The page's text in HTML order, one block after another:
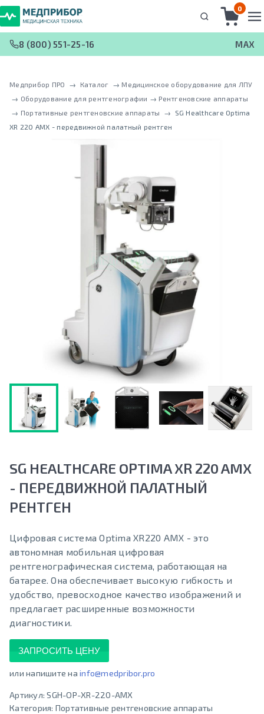
0
8 (800) 551-25-16 MAX
Медприбор ПРО → Каталог → Медицинское оборудование для ЛПУ
→ Оборудование для рентгенографии → Рентгеновские аппараты
→ Портативные рентгеновские аппараты →
SG Healthcare Optima
XR 220 AMX - передвижной палатный рентген
SG HEALTHCARE OPTIMA XR 220 AMX
- ПЕРЕДВИЖНОЙ ПАЛАТНЫЙ
РЕНТГЕН
Цифровая система Optima XR220 AMX - это
автономная мобильная цифровая
рентгенографическая система, работающая на
батарее. Она обеспечивает высокую гибкость и
удобство, превосходное качество изображений и
предлагает расширенные возможности
диагностики.
ЗАПРОСИТЬ ЦЕНУ
или напишите на info@medpribor.pro
Артикул:SGH-OP-XR-220-AMX
Категория: Портативные рентгеновские аппараты